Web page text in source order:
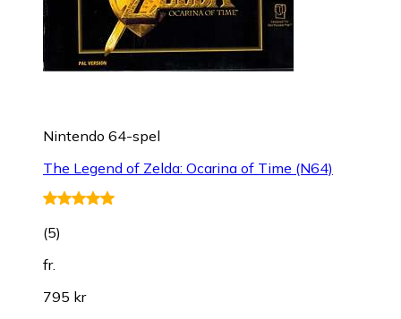
Nintendo 64-spel
The Legend of Zelda: Ocarina of Time (N64)
(5)
fr.
795 kr